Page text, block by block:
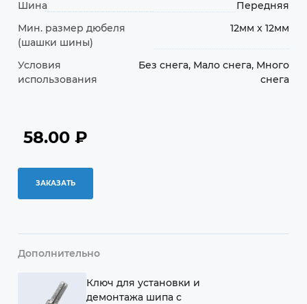
Шина
Передняя
Мин. размер дюбеля
(шашки шины)
12мм x 12мм
Условия
использования
Без снега, Мало снега, Много
снега
58.00 ₽
ЗАКАЗАТЬ
Дополнительно
Ключ для установки и
демонтажа шипа с